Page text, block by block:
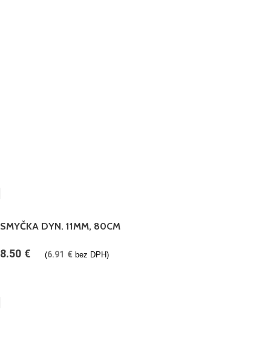
SMYČKA DYN. 11MM, 80CM
8.50 € (6.91 € bez DPH)